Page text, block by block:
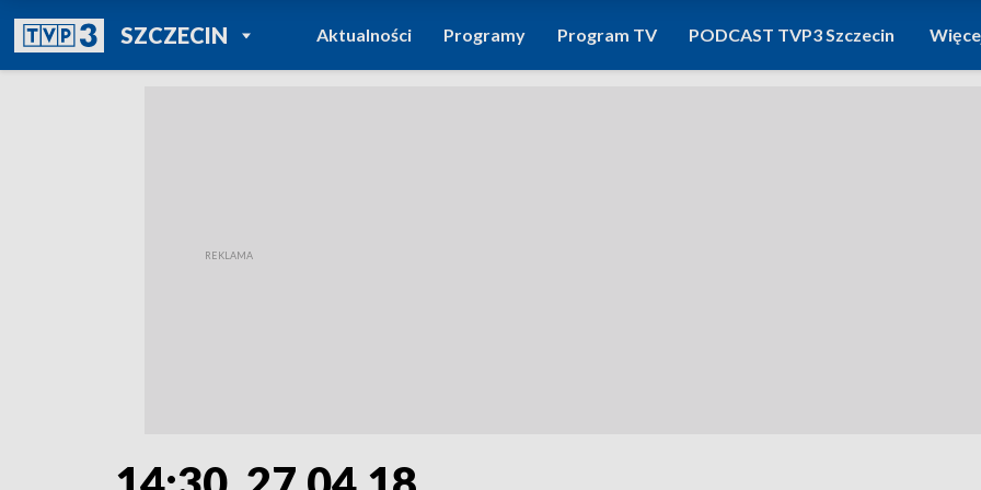
SZCZECINPOWRÓT DO
TVP REGIONY
Aktualności Programy Program TV PODCAST TVP3 Szczecin